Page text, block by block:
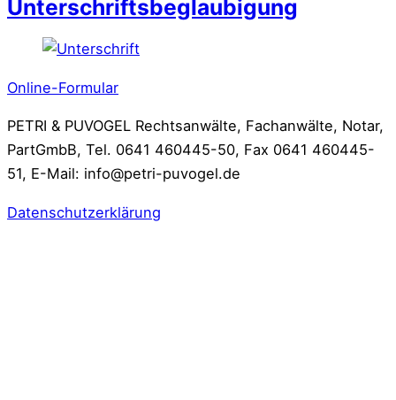
Unterschriftsbeglaubigung
Online-Formular
PETRI & PUVOGEL Rechtsanwälte, Fachanwälte, Notar,
PartGmbB, Tel. 0641 460445-50, Fax 0641 460445-
51, E-Mail: info@petri-puvogel.de
Datenschutzerklärung